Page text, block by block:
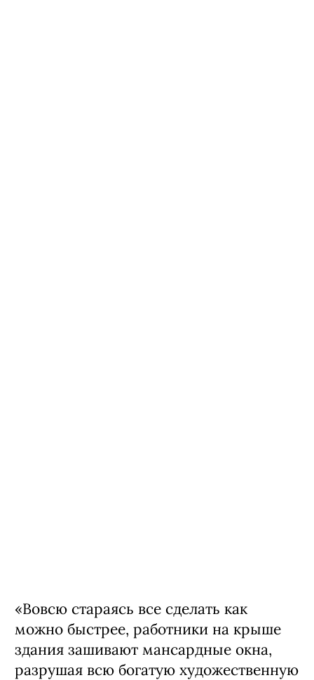
«Вовсю стараясь все сделать как
можно быстрее, работники на крыше
здания зашивают мансардные окна,
разрушая всю богатую художественную